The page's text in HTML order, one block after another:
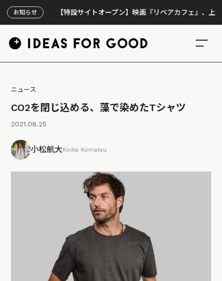
お知らせ【特設サイトオープン】映画『リペアカフェ』、上映300回
ニュース
CO2を閉じ込める、藻で染めたTシャツ
2021.08.25
小松航大Kodai Komatsu